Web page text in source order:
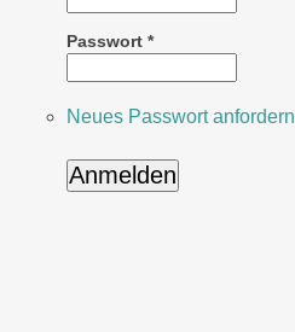
Passwort*
Neues Passwort anfordern